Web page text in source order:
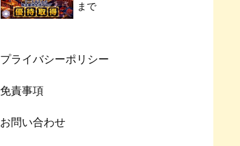
まで
プライバシーポリシー
免責事項
お問い合わせ